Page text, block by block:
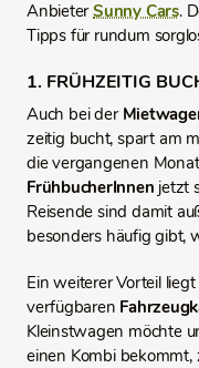
AnbieterSunny Cars.
Tipps für rundum
1. FRÜHZEITIG
Auch bei der
zeitig bucht, spart am
die vergangenen
FrühbucherInnen jetzt
Reisende sind damit
besonders häufig gibt,
Ein weiterer Vorteil
verfügbaren
Kleinstwagen möchte
einen Kombi